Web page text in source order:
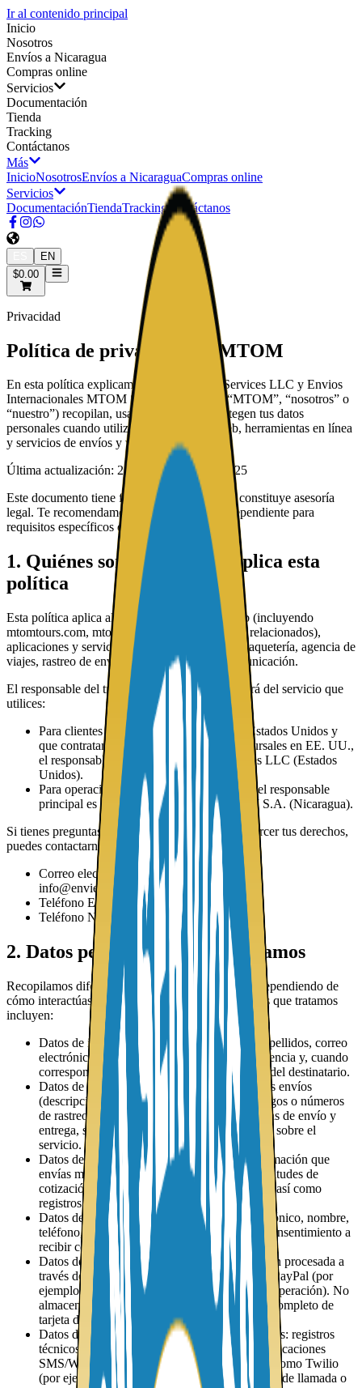
Ir al contenido principal
Inicio
Nosotros
Envíos a Nicaragua
Compras online
Servicios
Documentación
Tienda
Tracking
Contáctanos
Más
InicioNosotrosEnvíos a NicaraguaCompras online
Servicios
DocumentaciónTiendaTrackingContáctanos
EN
$0.00
Privacidad
Política de privacidad de MTOM
En esta política explicamos cómo MTOM Services LLC y Envios
Internacionales MTOM S.A. (en conjunto, “MTOM”, “nosotros” o
“nuestro”) recopilan, usan, comparten y protegen tus datos
personales cuando utilizas nuestros sitios web, herramientas en línea
y servicios de envíos y viajes.
Última actualización: 25 de noviembre de 2025
Este documento tiene fines informativos y no constituye asesoría
legal. Te recomendamos obtener asesoría independiente para
requisitos específicos de tu jurisdicción.
1. Quiénes somos y a quién aplica esta
política
Esta política aplica al uso de nuestros sitios web (incluyendo
mtomtours.com, mtomservices.com y dominios relacionados),
aplicaciones y servicios asociados a envíos de paquetería, agencia de
viajes, rastreo de envíos y herramientas de comunicación.
El responsable del tratamiento de datos dependerá del servicio que
utilices:
Para clientes ubicados principalmente en Estados Unidos y
que contratan servicios desde nuestras sucursales en EE. UU.,
el responsable principal es MTOM Services LLC (Estados
Unidos).
Para operaciones y entregas en Nicaragua, el responsable
principal es Envios Internacionales MTOM S.A. (Nicaragua).
Si tienes preguntas sobre esta política o deseas ejercer tus derechos,
puedes contactarnos en:
Correo electrónico: info@mtomtours.com o
info@enviehoy.com
Teléfono EE. UU.: (323) 953-8100
Teléfono Nicaragua: 2298-0700
2. Datos personales que recopilamos
Recopilamos diferentes tipos de datos personales dependiendo de
cómo interactúas con MTOM. En general, los datos que tratamos
incluyen:
Datos de identificación y contacto: nombre, apellidos, correo
electrónico, número de teléfono, país de residencia y, cuando
corresponde, dirección de envío o de entrega del destinatario.
Datos de envío y transacción: contenido de tus envíos
(descripciones de paquetes o productos), códigos o números
de rastreo, historial de estados del envío, fechas de envío y
entrega, sucursales utilizadas, y observaciones sobre el
servicio.
Datos de formularios y comunicaciones: información que
envías mediante formularios de contacto, solicitudes de
cotización, comentarios, reclamos o consultas; así como
registros necesarios para gestionar tu caso.
Datos de newsletter y marketing: correo electrónico, nombre,
teléfono, idioma preferido y el registro de tu consentimiento a
recibir comunicaciones comerciales.
Datos de pago: la información de tu transacción procesada a
través de proveedores externos como Stripe o PayPal (por
ejemplo, importe, moneda, identificador de la operación). No
almacenamos en nuestros sistemas tu número completo de
tarjeta de crédito ni tu código CVV.
Datos de comunicaciones telefónicas y mensajes: registros
técnicos mínimos de llamadas, mensajes y notificaciones
SMS/WhatsApp gestionadas por proveedores como Twilio
(por ejemplo, número de teléfono, identificador de llamada o